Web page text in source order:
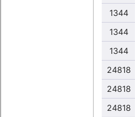
1344
1344
1344
24818
24818
24818